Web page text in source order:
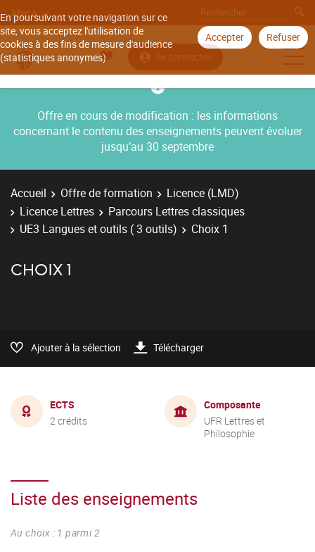
En poursuivant votre navigation sur ce
site, vous acceptez l'utilisation de
cookies à des fins de mesure d'audience
(statistiques anonymes).
Accepter Refuser
Aller à
Se connecter
Offre en cours de modification : les informations
concernant le contenu des enseignements peuvent évoluer
jusqu’au 30 septembre
Accueil Offre de formation
Licence (LMD)
Licence Lettres
Parcours Lettres classiques
UE3 Langues et outils ( 3 outils)
Choix 1
CHOIX 1
Ajouter à la sélection Télécharger
ECTS
2 crédits
Composante
UFR Lettres et
Philosophie
Liste des enseignements
Au choix : 1 parmi 2